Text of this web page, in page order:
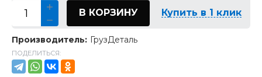
В КОРЗИНУ Купить в 1 клик
Производитель: ГрузДеталь
ПОДЕЛИТЬСЯ: